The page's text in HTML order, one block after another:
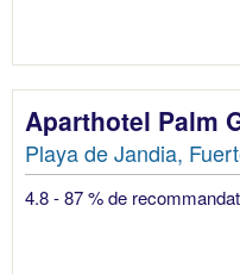
Aparthotel Palm
Playa de Jandia,
4.8 - 87 % de